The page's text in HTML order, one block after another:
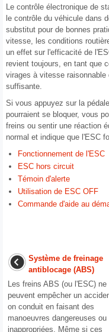
Le contrôle électronique de
le contrôle du véhicule dans
substitut pour de bonnes
vitesse, les conditions
un effet sur l'efficacité de
revient toujours, en tant que
virages à vitesse
suffisante.
Si vous appuyez sur la
pourraient se bloquer, vous
freins ou sentir une réaction
normal et indique que l'ESC
Fonctionnement de l'ESC
ESC hors circuit
Témoin d'alerte
Utilisation de ESC OFF
Commande d'aide au
Système de freinage
antiblocage (ABS)
Les freins ABS (ou l'ESC) ne
peuvent empêcher un
on conduit en faisant des
manoeuvres dangereuses ou
inappropriées. Même si ces